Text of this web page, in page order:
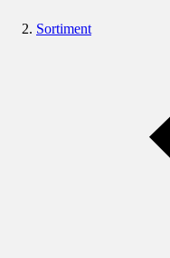
Sortiment